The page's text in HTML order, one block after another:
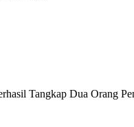
Tangkap Dua Orang